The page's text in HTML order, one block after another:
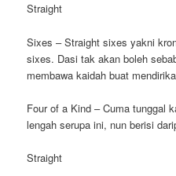
Straight
Sixes – Straight sixes yakni
sixes. Dasi tak akan boleh
membawa kaidah buat
Four of a Kind – Cuma tunggal
lengah serupa ini, nun berisi
Straight